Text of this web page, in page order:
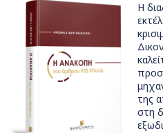
Η
της
στη